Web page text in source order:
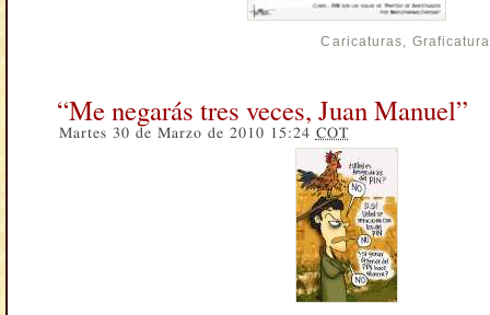
Caricaturas,
“Me negarás tres veces, Juan Manuel”
Martes 30 de Marzo de 2010 15:24 COT